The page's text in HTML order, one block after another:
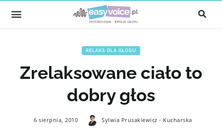
RELAKS DLA GŁOSU
Zrelaksowane ciało to
dobry głos
6 sierpnia, 2010 Sylwia Prusakiewicz - Kucharska